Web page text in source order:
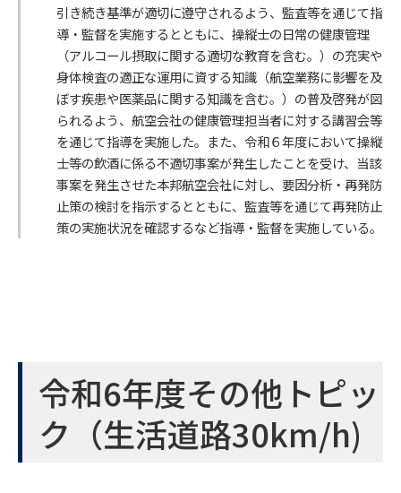
引き続き基準が適切に遵守されるよう、監査等を通じて指
導・監督を実施するとともに、操縦士の日常の健康管理
（アルコール摂取に関する適切な教育を含む。）の充実や
身体検査の適正な運用に資する知識（航空業務に影響を及
ぼす疾患や医薬品に関する知識を含む。）の普及啓発が図
られるよう、航空会社の健康管理担当者に対する講習会等
を通じて指導を実施した。また、令和６年度において操縦
士等の飲酒に係る不適切事案が発生したことを受け、当該
事案を発生させた本邦航空会社に対し、要因分析・再発防
止策の検討を指示するとともに、監査等を通じて再発防止
策の実施状況を確認するなど指導・監督を実施している。
令和6年度その他トピッ
ク（生活道路30km/h)